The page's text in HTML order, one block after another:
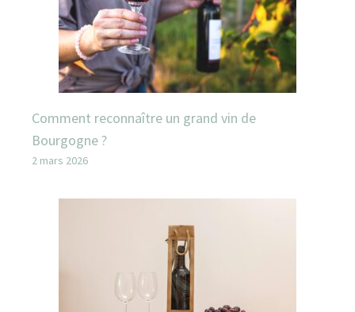
Comment reconnaître un grand vin de
Bourgogne ?
2 mars 2026